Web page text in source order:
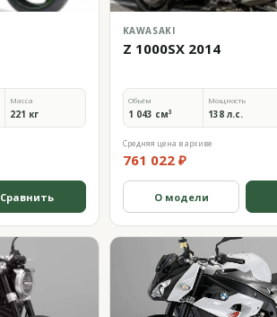
Масса
221 кг
Сравнить
KAWASAKI
Z 1000SX 2014
Объём
1 043 см³
Мощность
138 л.с.
Средняя цена в архиве
761 022 ₽
О модели